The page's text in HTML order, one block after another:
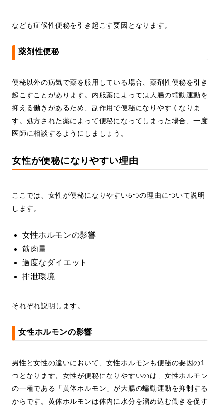
なども症候性便秘を引き起こす要因となります。
薬剤性便秘
便秘以外の病気で薬を服用している場合、薬剤性便秘を引き
起こすことがあります。内服薬によっては大腸の蠕動運動を
抑える働きがあるため、副作用で便秘になりやすくなりま
す。処方された薬によって便秘になってしまった場合、一度
医師に相談するようにしましょう。
女性が便秘になりやすい理由
ここでは、女性が便秘になりやすい5つの理由について説明
します。
女性ホルモンの影響
筋肉量
過度なダイエット
排泄環境
それぞれ説明します。
女性ホルモンの影響
男性と女性の違いにおいて、女性ホルモンも便秘の要因の1
つとなります。女性が便秘になりやすいのは、女性ホルモン
の一種である「黄体ホルモン」が大腸の蠕動運動を抑制する
からです。黄体ホルモンは体内に水分を溜め込む働きを促す